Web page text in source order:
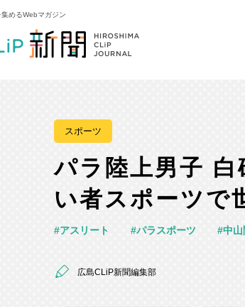
めるWebマガジン
スポーツ
パラ陸上男子
い者スポーツで
アスリート パラスポーツ 中山
広島CLiP新聞編集部